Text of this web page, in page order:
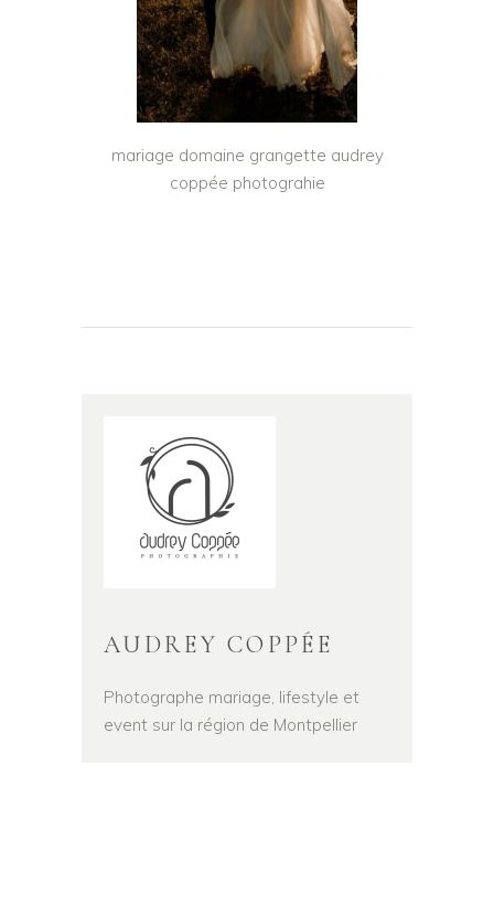
mariage domaine grangette audrey
coppée photograhie
AUDREY COPPÉE
Photographe mariage, lifestyle et
event sur la région de Montpellier